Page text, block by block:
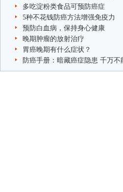
多吃淀粉类食品可预防癌症
5种不花钱防癌方法增强免疫力
预防白血病，保持身心健康
晚期肿瘤的放射治疗
胃癌晚期有什么症状？
防癌手册：暗藏癌症隐患 千万不